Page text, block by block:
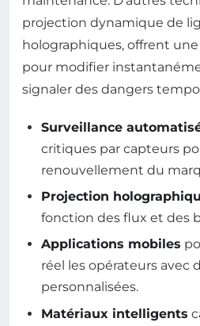
projection dynamique de
holographiques, offrent
pour modifier
signaler des dangers
Surveillance
critiques par capteurs
renouvellement du
Projection
fonction des flux et des
Applications mobiles
réel les opérateurs avec
personnalisées.
Matériaux intelligents